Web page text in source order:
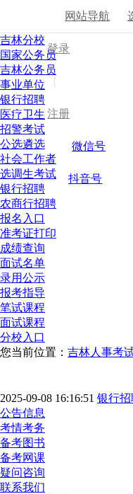
网站导航
登录
|
注册
微信号
抖音号
吉林分校
国家公务员
吉林公务员
事业单位
银行招聘
医疗卫生
招警考试
公选遴选
社会工作者
选调生考试
银行招聘
农商行招聘
报名入口
准考证打印
成绩查询
面试名单
录用公示
报考指导
笔试课程
面试课程
分校入口
您当前位置： 吉林人事考
2025-09-08 16:16:51 银行招
公告信息
考情考务
备考图书
备考网课
疑问咨询
联系我们